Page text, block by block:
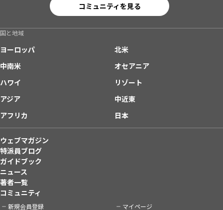
コミュニティを見る
国と地域
ヨーロッパ
北米
中南米
オセアニア
ハワイ
リゾート
アジア
中近東
アフリカ
日本
ウェブマガジン
特派員ブログ
ガイドブック
ニュース
著者一覧
コミュニティ
新規会員登録 マイページ